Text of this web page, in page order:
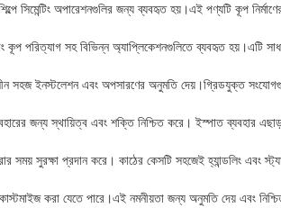
সিমেন্টিং অপারেশনগুলির জন্য ব্যবহৃত হয়।এই পণ্যটি কূপ
এবং কূপ পরিত্যাগ সহ বিভিন্ন অ্যাপ্লিকেশনগুলিতে ব্যবহৃত
সহজ ইনস্টলেশন এবং অপসারণের অনুমতি দেয়।গ্রিডযুক্ত
জন্য স্থায়িত্ব এবং শক্তি নিশ্চিত করে। ইস্পাত ব্যবহার
সময় সুরক্ষা প্রদান করে। কাঠের কেসটি সহজেই হ্যান্ডলিং এবং
কাস্টমাইজ করা যেতে পারে।এই নমনীয়তা জন্য অনুমতি দেয় এবং